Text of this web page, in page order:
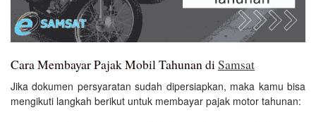
Cara Membayar Pajak Mobil Tahunan diSamsat
Jika dokumen persyaratan sudah dipersiapkan, maka kamu bisa
mengikuti langkah berikut untuk membayar pajak motor tahunan: